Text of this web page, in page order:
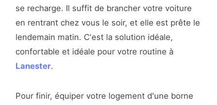
se recharge. Il suffit de brancher votre voiture
en rentrant chez vous le soir, et elle est prête le
lendemain matin. C'est la solution idéale,
confortable et idéale pour votre routine à
Lanester.
Pour finir, équiper votre logement d'une borne